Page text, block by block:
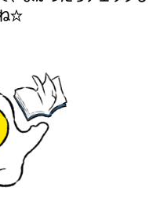
読みたい本が
☆